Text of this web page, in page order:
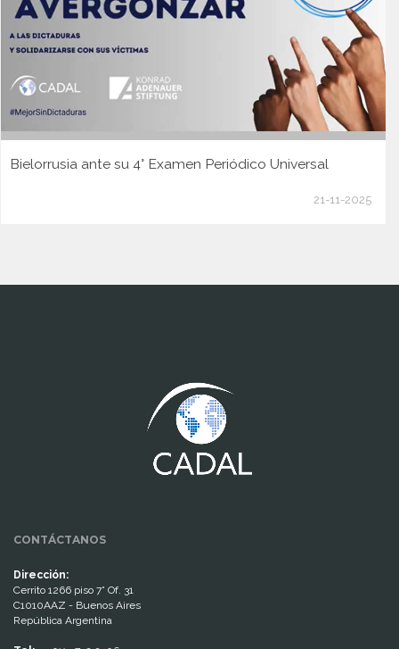
Bielorrusia ante su 4° Examen Periódico Universal
21-11-2025
CONTÁCTANOS
Dirección:
Cerrito 1266 piso 7° Of. 31
C1010AAZ - Buenos Aires
República Argentina